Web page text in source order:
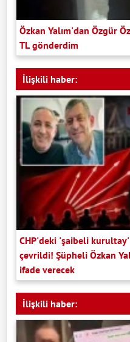
Özkan Yalım'dan Özgür
TL gönderdim
İlişkili haber:
CHP'deki 'şaibeli
çevrildi! Şüpheli Özkan
ifade verecek
İlişkili haber: